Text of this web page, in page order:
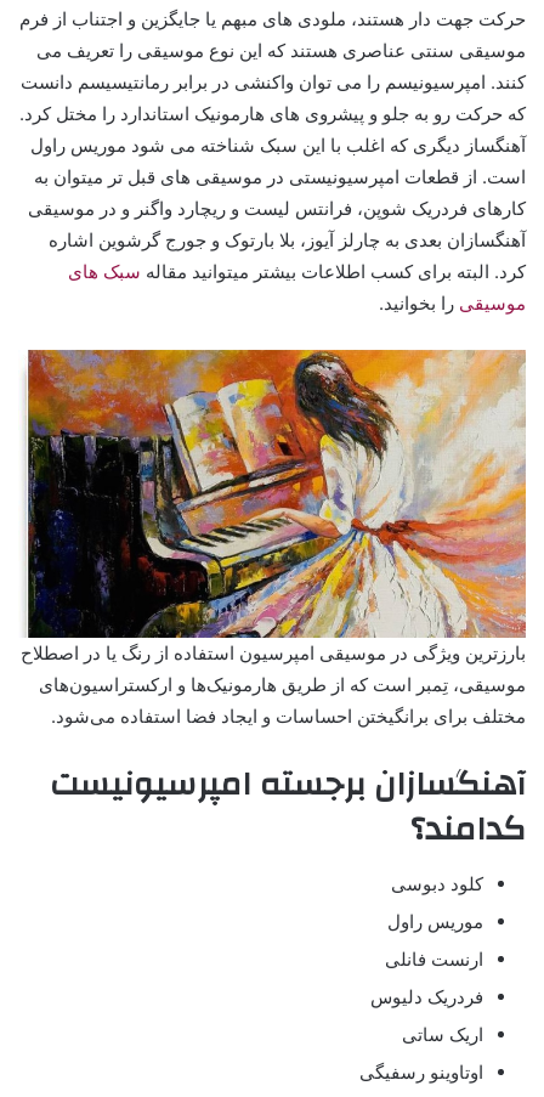
حرکت جهت دار هستند، ملودی های مبهم یا جایگزین و اجتناب از فرم
موسیقی سنتی عناصری هستند که این نوع موسیقی را تعریف می
کنند. امپرسیونیسم را می توان واکنشی در برابر رمانتیسیسم دانست
که حرکت رو به جلو و پیشروی های هارمونیک استاندارد را مختل کرد.
آهنگساز دیگری که اغلب با این سبک شناخته می شود موریس راول
است. از قطعات امپرسیونیستی در موسیقی های قبل تر میتوان به
کارهای فردریک شوپن، فرانتس لیست و ریچارد واگنر و در موسیقی
آهنگسازان بعدی به چارلز آیوز، بلا بارتوک و جورج گرشوین اشاره
کرد. البته برای کسب اطلاعات بیشتر میتوانید مقاله سبک های
موسیقی را بخوانید.
بارزترین ویژگی در موسیقی امپرسیون استفاده از رنگ یا در اصطلاح
موسیقی، تِمبر است که از طریق هارمونیک‌ها و ارکستراسیون‌های
مختلف برای برانگیختن احساسات و ایجاد فضا استفاده می‌شود.
آهنگسازان برجسته امپرسیونیست
کدامند؟
کلود دبوسی
موریس راول
ارنست فانلی
فردریک دلیوس
اریک ساتی
اوتاوینو رسفیگی